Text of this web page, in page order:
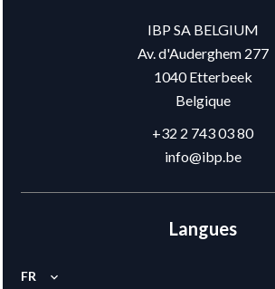
IBP SA BELGIUM
Av. d'Auderghem 277
1040Etterbeek
Belgique
+32 2 743 03 80
info@ibp.be
Langues
FR